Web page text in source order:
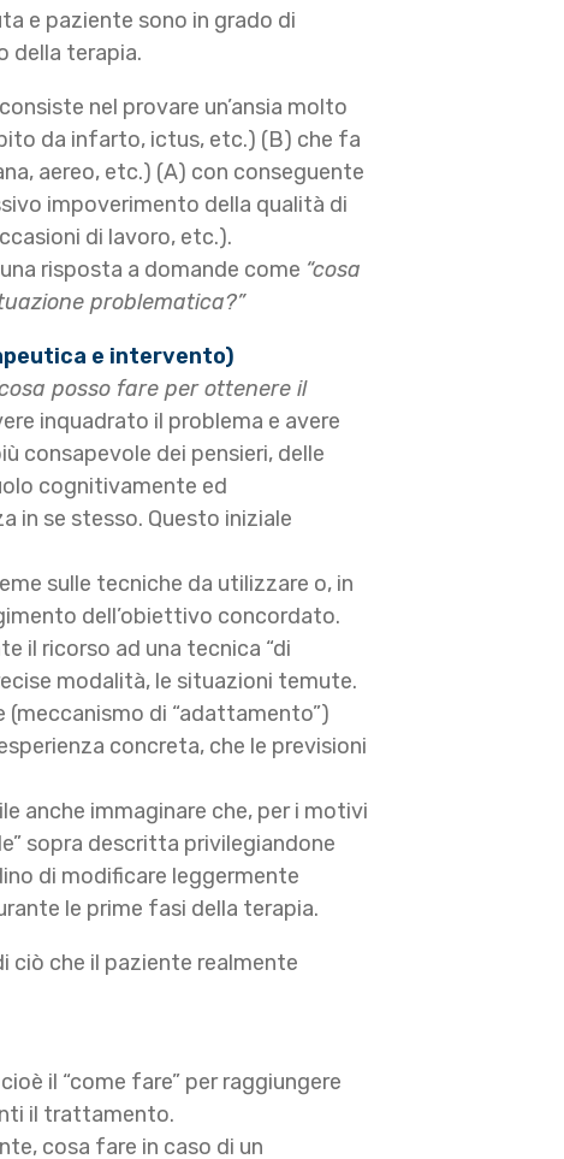
e paziente sono in grado di
della terapia.
nel provare un’ansia molto
da infarto, ictus, etc.) (B) che fa
aereo, etc.) (A) con conseguente
impoverimento della qualità di
di lavoro, etc.).
risposta a domande come “cosa
problematica?”
e intervento)
posso fare per ottenere il
inquadrato il problema e avere
consapevole dei pensieri, delle
cognitivamente ed
in se stesso. Questo iniziale
sulle tecniche da utilizzare o, in
dell’obiettivo concordato.
il ricorso ad una tecnica “di
modalità, le situazioni temute.
(meccanismo di “adattamento”)
concreta, che le previsioni
anche immaginare che, per i motivi
sopra descritta privilegiandone
di modificare leggermente
le prime fasi della terapia.
ciò che il paziente realmente
il “come fare” per raggiungere
il trattamento.
cosa fare in caso di un